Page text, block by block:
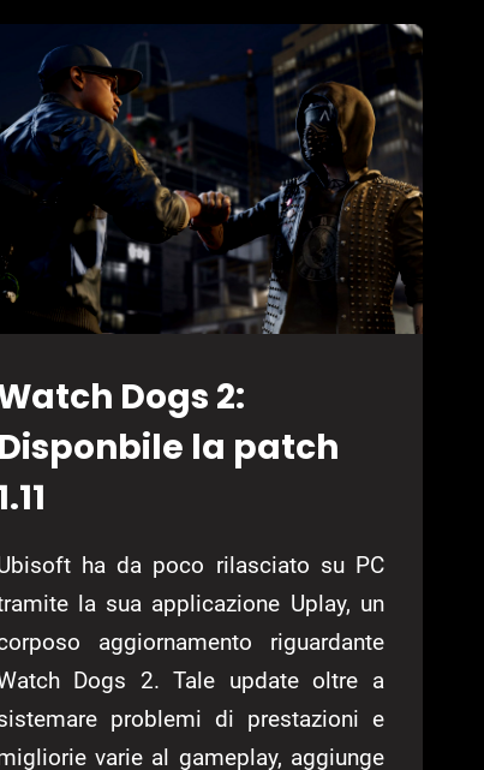
Dogs 2:
Disponbile la patch
ha da poco rilasciato su PC
la sua applicazione Uplay, un
aggiornamento riguardante
Dogs 2. Tale update oltre a
problemi di prestazioni e
varie al gameplay, aggiunge